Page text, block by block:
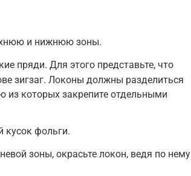
и нижнюю зоны.
пряди. Для этого представьте, что
зигзаг. Локоны должны разделиться
из которых закрепите отдельными
кусок фольги.
зоны, окрасьте локон, ведя по нему